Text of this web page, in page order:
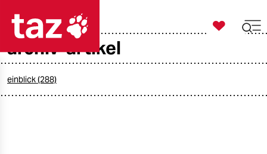

taz zahl ich
archiv-artikel
einblick (288)